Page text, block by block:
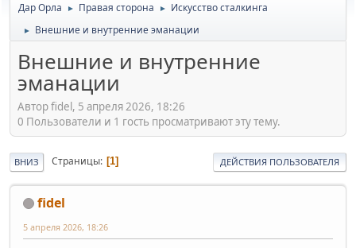
Дар Орла ► Правая сторона ► Искусство сталкинга
► Внешние и внутренние эманации
Внешние и внутренние
эманации
Автор fidel, 5 апреля 2026, 18:26
0 Пользователи и 1 гость просматривают эту тему.
ВНИЗ Страницы 1 ДЕЙСТВИЯ ПОЛЬЗОВАТЕЛЯ
fidel
5 апреля 2026, 18:26